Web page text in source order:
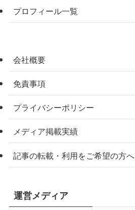
プロフィール一覧
会社概要
免責事項
プライバシーポリシー
メディア掲載実績
記事の転載・利用をご希望の方へ
運営メディア